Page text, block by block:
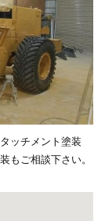
ッチメント塗装
もご相談下さい。